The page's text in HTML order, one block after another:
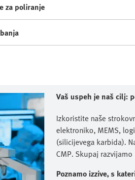
za poliranje
Vaš uspeh je naš cilj:
Izkoristite naše
elektroniko, MEMS,
(silicijevega karbida).
CMP. Skupaj
Poznamo izzive, s